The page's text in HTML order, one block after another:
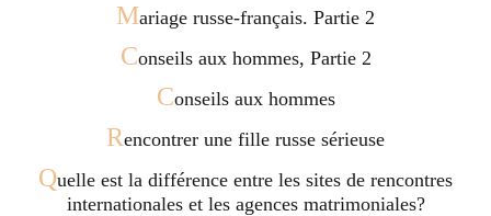
Mariage russe-français. Partie 2
Conseils aux hommes, Partie 2
Conseils aux hommes
Rencontrer une fille russe sérieuse
Quelle est la différence entre les sites de rencontres
internationales et les agences matrimoniales?